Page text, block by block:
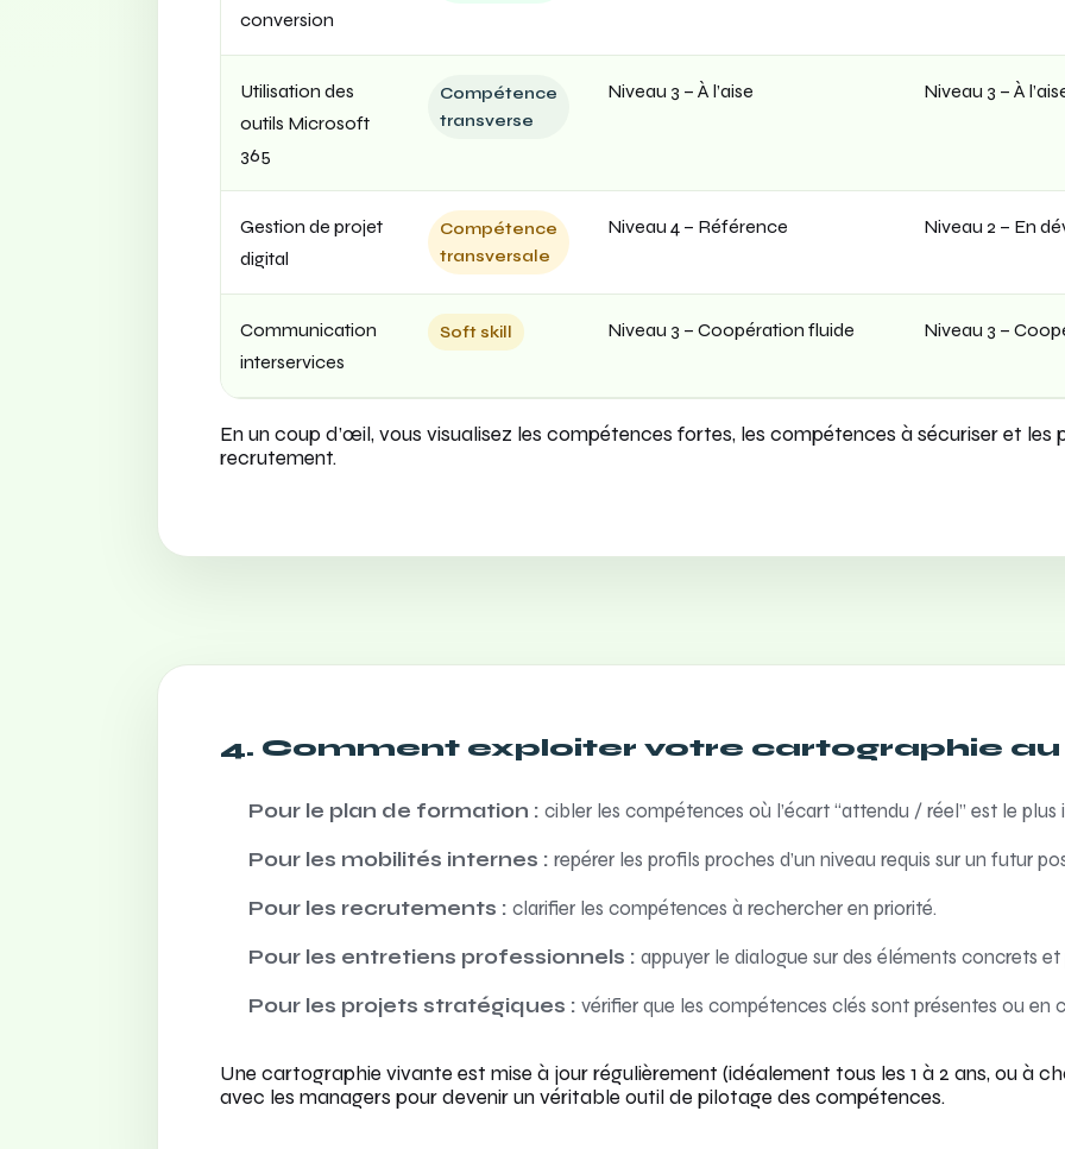
conversion
Utilisation des
outils Microsoft
365
Compétence
transverse
Niveau 3 – À l’aise Niveau 3 – À
Gestion de projet
digital
Compétence
transversale
Niveau 4 – Référence Niveau 2 – En
Communication
interservices
Soft skill Niveau 3 – Coopération fluide Niveau 3 –
En un coup d’œil, vous visualisez les compétences fortes, les compétences à sécuriser et
recrutement.
4. Comment exploiter votre cartographie
Pour le plan de formation : cibler les compétences où l’écart “attendu / réel” est le plus
Pour les mobilités internes : repérer les profils proches d’un niveau requis sur un futur
Pour les recrutements : clarifier les compétences à rechercher en priorité.
Pour les entretiens professionnels : appuyer le dialogue sur des éléments concrets et
Pour les projets stratégiques : vérifier que les compétences clés sont présentes ou en
Une cartographie vivante est mise à jour régulièrement (idéalement tous les 1 à 2 ans, ou à
avec les managers pour devenir un véritable outil de pilotage des compétences.